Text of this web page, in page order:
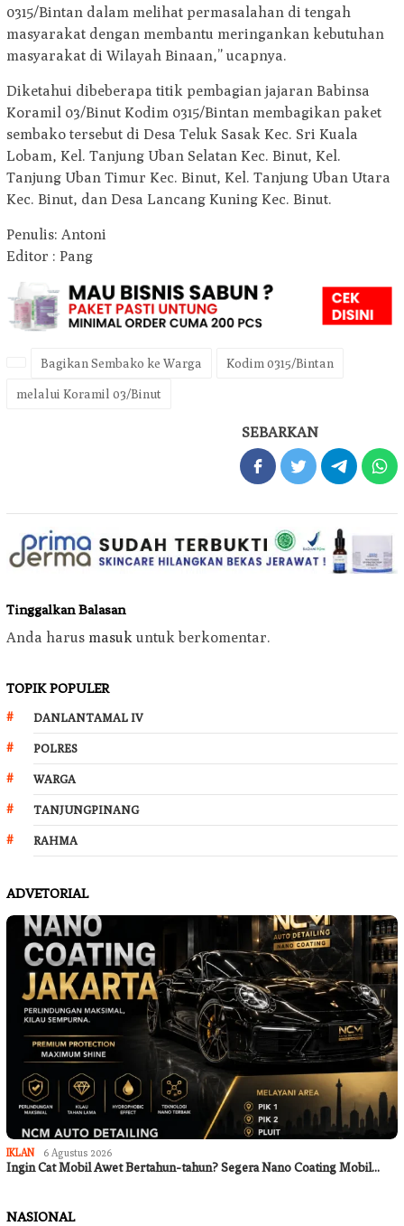
0315/Bintan dalam melihat permasalahan di tengah
masyarakat dengan membantu meringankan kebutuhan
masyarakat di Wilayah Binaan,” ucapnya.
Diketahui dibeberapa titik pembagian jajaran Babinsa
Koramil 03/Binut Kodim 0315/Bintan membagikan paket
sembako tersebut di Desa Teluk Sasak Kec. Sri Kuala
Lobam, Kel. Tanjung Uban Selatan Kec. Binut, Kel.
Tanjung Uban Timur Kec. Binut, Kel. Tanjung Uban Utara
Kec. Binut, dan Desa Lancang Kuning Kec. Binut.
Penulis: Antoni
Editor : Pang
Bagikan Sembako ke Warga Kodim 0315/Bintan
melalui Koramil 03/Binut
SEBARKAN
Tinggalkan Balasan
Anda harus masuk untuk berkomentar.
TOPIK POPULER
DANLANTAMAL IV
POLRES
WARGA
TANJUNGPINANG
RAHMA
ADVETORIAL
IKLAN 6 Agustus 2026
Ingin Cat Mobil Awet Bertahun-tahun? Segera Nano Coating Mobil…
NASIONAL